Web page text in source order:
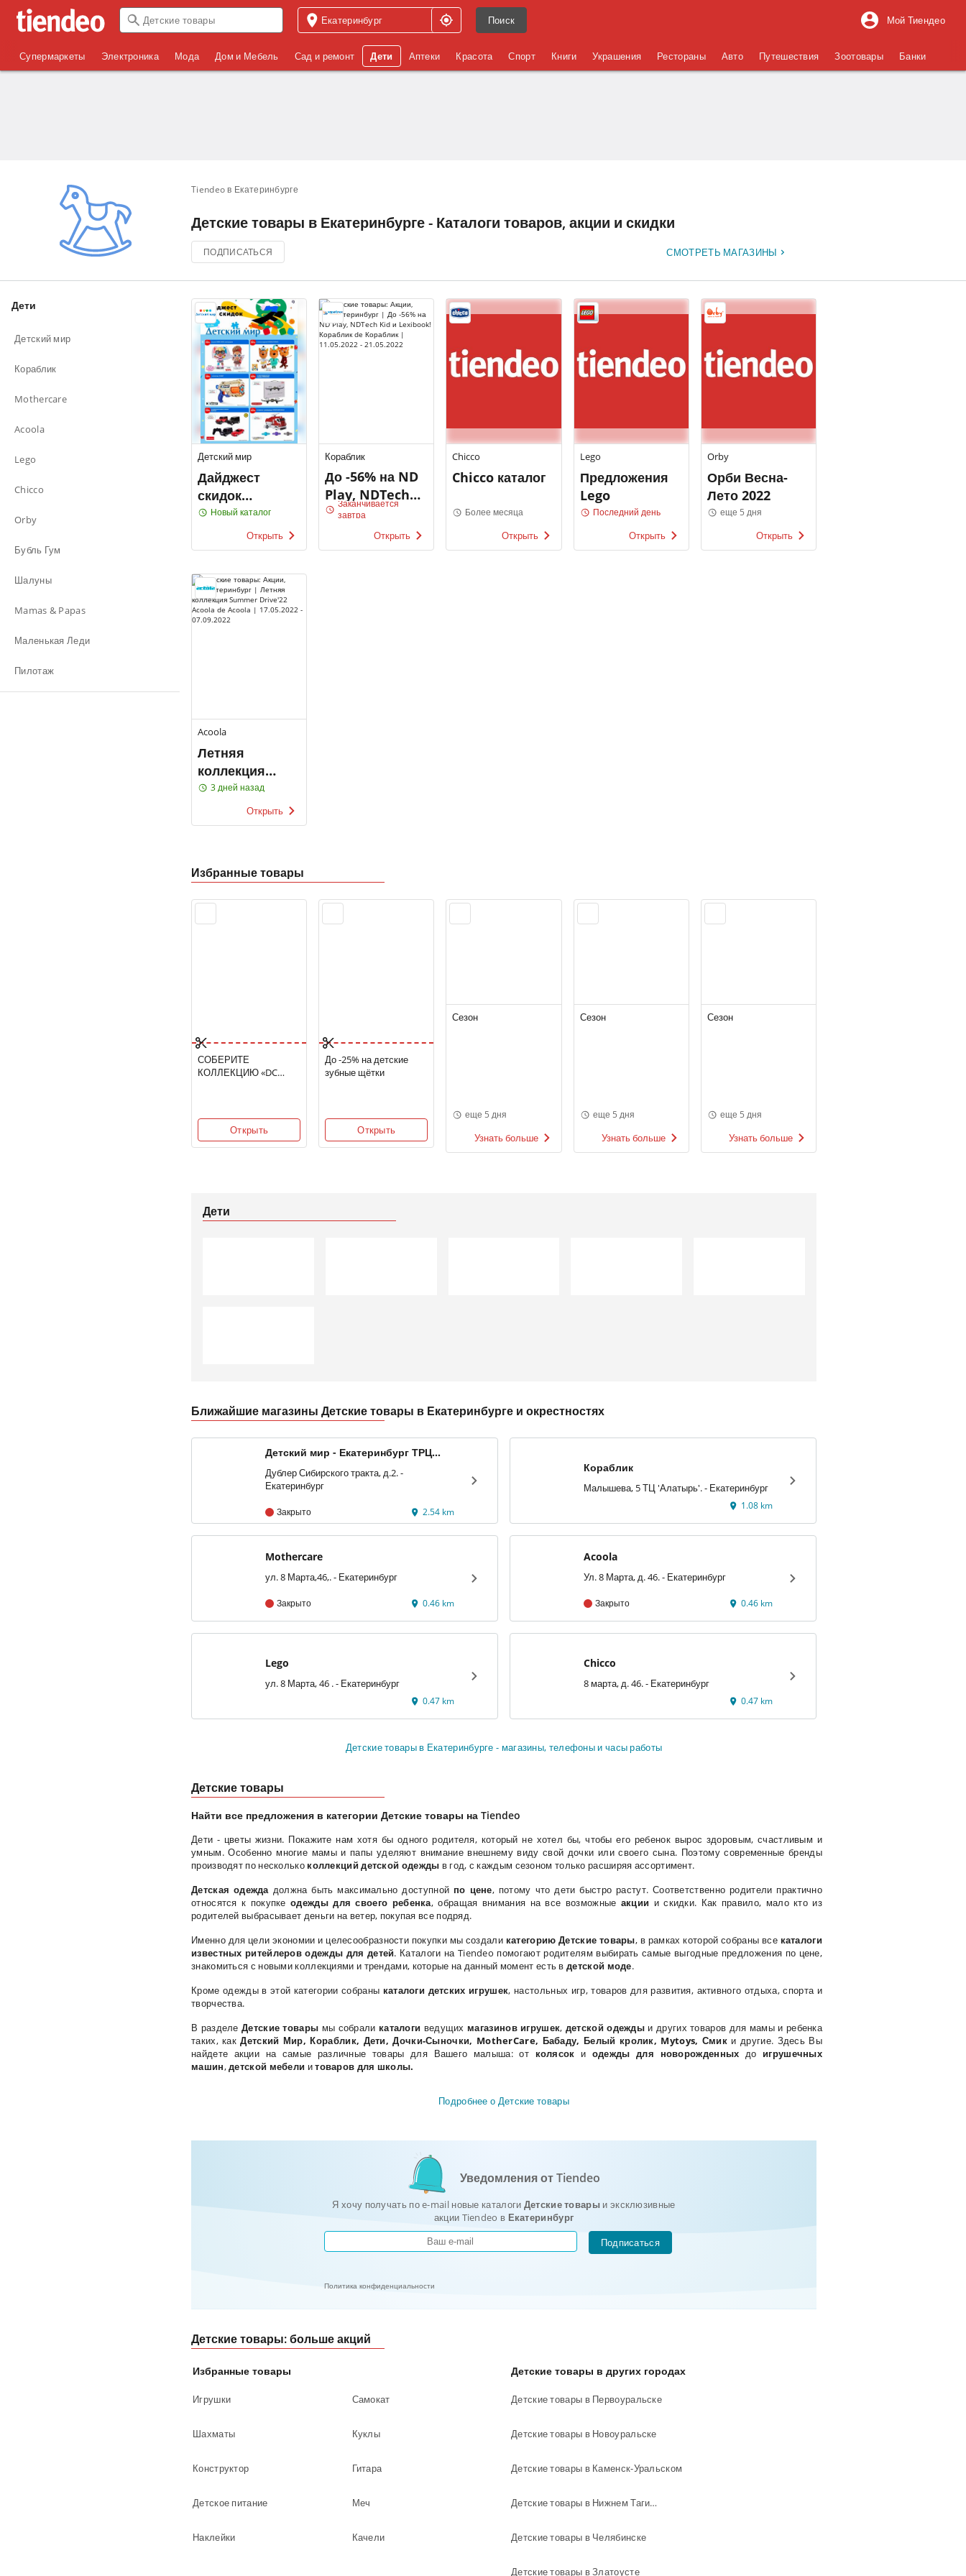
Поиск Мой Тиендео
Супермаркеты Электроника Мода Дом и Мебель Сад и ремонт Дети Аптеки Красота Спорт Книги Украшения Рестораны Авто Путешествия Зоотовары Банки
Tiendeo в Екатеринбурге
Детские товары в Екатеринбурге - Каталоги товаров, акции и скидки
ПОДПИСАТЬСЯ СМОТРЕТЬ МАГАЗИНЫ
Дети
Детский мир
Кораблик
Mothercare
Acoola
Lego
Chicco
Orby
Бубль Гум
Шалуны
Mamas & Papas
Маленькая Леди
Пилотаж
Детский мир
Дайджест
скидок
Детский мир
Новый каталог
Открыть
Кораблик
До -56% на ND
Play, NDTech
Kid и
Lexibook!
Кораблик
Заканчивается
завтра
Открыть
Chicco
Chicco каталог
Более месяца
Открыть
Lego
Предложения
Lego
Последний день
Открыть
Orby
Орби Весна-
Лето 2022
еще 5 дня
Открыть
Acoola
Летняя
коллекция
Summer
Drive'22
Acoola
3 дней назад
Открыть
Избранные товары
СОБЕРИТЕ
КОЛЛЕКЦИЮ «DC
Открыть
До -25% на детские
зубные щётки
Открыть
Сезон
еще 5 дня
Узнать больше
Сезон
еще 5 дня
Узнать больше
Сезон
еще 5 дня
Узнать больше
Дети
Ближайшие магазины Детские товары в Екатеринбурге и окрестностях
Детский мир - Екатеринбург ТРЦ
Дублер Сибирского тракта, д.2. -
Екатеринбург
Закрыто 2.54 km
Кораблик
Малышева, 5 ТЦ 'Алатырь'. - Екатеринбург
1.08 km
Mothercare
ул. 8 Марта,46,. - Екатеринбург
Закрыто 0.46 km
Acoola
Ул. 8 Марта, д. 46. - Екатеринбург
Закрыто 0.46 km
Lego
ул. 8 Марта, 46 . - Екатеринбург
0.47 km
Chicco
8 марта, д. 46. - Екатеринбург
0.47 km
Детские товары в Екатеринбурге - магазины, телефоны и часы работы
Детские товары
Найти все предложения в категории Детские товары на Tiendeo
Дети - цветы жизни. Покажите нам хотя бы одного родителя, который не хотел бы, чтобы его ребенок вырос здоровым, счастливым и
умным. Особенно многие мамы и папы уделяют внимание внешнему виду свой дочки или своего сына. Поэтому современные бренды
производят по несколько коллекций детской одежды в год, с каждым сезоном только расширяя ассортимент.
Детская одеждадолжна быть максимально доступной по цене, потому что дети быстро растут. Соответственно родители практично
относятся к покупке одежды для своего ребенка, обращая внимания на все возможные акции и скидки. Как правило, мало кто из
родителей выбрасывает деньги на ветер, покупая все подряд.
Именно для цели экономии и целесообразности покупки мы создали категорию Детские товары, в рамках которой собраны все каталоги
известных ритейлеров одежды для детей. Каталоги на Tiendeo помогают родителям выбирать самые выгодные предложения по цене,
знакомиться с новыми коллекциями и трендами, которые на данный момент есть вдетской моде.
Кроме одежды в этой категории собраны каталоги детских игрушек, настольных игр, товаров для развития, активного отдыха, спорта и
творчества.
В разделеДетские товары мы собрали каталоги ведущих магазинов игрушек, детской одежды и других товаров для мамы и ребенка
таких, какДетский Мир, Кораблик, Дети, Дочки-Сыночки, MotherCare, Бабаду, Белый кролик, Mytoys, Смик и другие. Здесь Вы
найдете акции на самые различные товары для Вашего малыша:от колясок и одежды для новорожденных до игрушечных
машин,детской мебели итоваров для школы.
Подробнее о Детские товары
Уведомления от Tiendeo
Я хочу получать по e-mail новые каталоги Детские товары и эксклюзивные
акции Tiendeo в Екатеринбург
Подписаться
Политика конфиденциальности
Детские товары: больше акций
Избранные товары
Игрушки Самокат
Шахматы Куклы
Конструктор Гитара
Детское питание Меч
Наклейки Качели
Детские товары в других городах
Детские товары в Первоуральске
Детские товары в Новоуральске
Детские товары в Каменск-Уральском
Детские товары в Нижнем Тагиле
Детские товары в Челябинске
Детские товары в Златоусте